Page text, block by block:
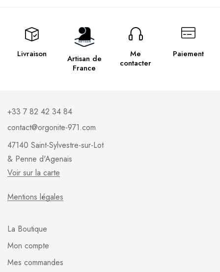
Orgonites les plus populaires
Plateaux Fleur de vie (18)
Plateaux Bois (7)
Livraison
Artisan de
France
Me
contacter
Paiement
+33 7 82 42 34 84
contact@orgonite-971.com
47140 Saint-Sylvestre-sur-Lot
& Penne d'Agenais
Voir sur la carte
Mentions légales
La Boutique
Mon compte
Mes commandes